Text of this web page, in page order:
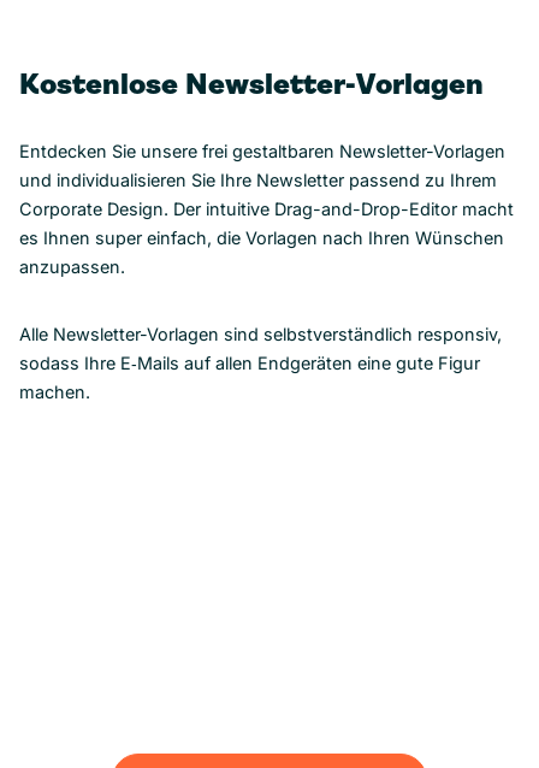
Kostenlose Newsletter-Vorlagen
Entdecken Sie unsere frei gestaltbaren Newsletter-Vorlagen
und individualisieren Sie Ihre Newsletter passend zu Ihrem
Corporate Design. Der intuitive Drag-and-Drop-Editor macht
es Ihnen super einfach, die Vorlagen nach Ihren Wünschen
anzupassen.
Alle Newsletter-Vorlagen sind selbstverständlich responsiv,
sodass Ihre E‑Mails auf allen Endgeräten eine gute Figur
machen.